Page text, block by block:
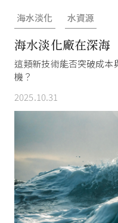
海水淡化 水資源
海水淡化廠在深海
這類新技術能否突破成本
機？
2025.10.31